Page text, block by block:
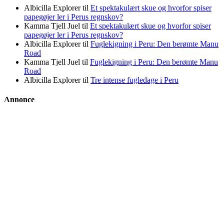
Albicilla Explorertil Et spektakulært skue og hvorfor spiser
papegøjer ler i Perus regnskov?
Kamma Tjell Juel til Et spektakulært skue og hvorfor spiser
papegøjer ler i Perus regnskov?
Albicilla Explorertil Fuglekigning i Peru: Den berømte Manu
Road
Kamma Tjell Juel til Fuglekigning i Peru: Den berømte Manu
Road
Albicilla Explorertil Tre intense fugledage i Peru
Annonce